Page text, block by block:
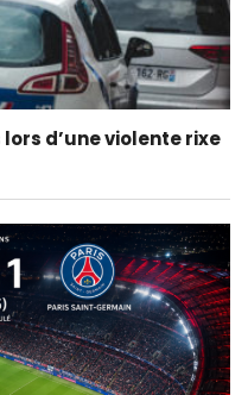
d’une violente rixe